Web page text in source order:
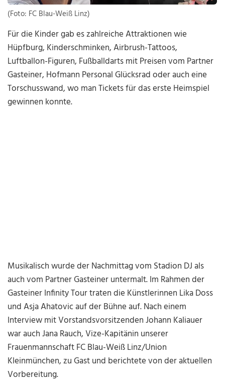
(Foto: FC Blau-Weiß Linz)
Für die Kinder gab es zahlreiche Attraktionen wie
Hüpfburg, Kinderschminken, Airbrush-Tattoos,
Luftballon-Figuren, Fußballdarts mit Preisen vom Partner
Gasteiner, Hofmann Personal Glücksrad oder auch eine
Torschusswand, wo man Tickets für das erste Heimspiel
gewinnen konnte.
Musikalisch wurde der Nachmittag vom Stadion DJ als
auch vom Partner Gasteiner untermalt. Im Rahmen der
Gasteiner Infinity Tour traten die Künstlerinnen Lika Doss
und Asja Ahatovic auf der Bühne auf. Nach einem
Interview mit Vorstandsvorsitzenden Johann Kaliauer
war auch Jana Rauch, Vize-Kapitänin unserer
Frauenmannschaft FC Blau-Weiß Linz/Union
Kleinmünchen, zu Gast und berichtete von der aktuellen
Vorbereitung.